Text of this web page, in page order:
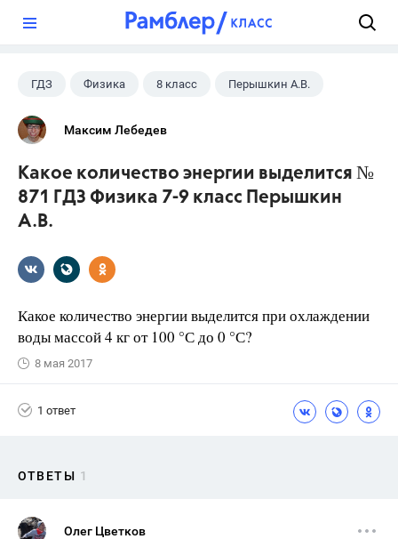
ГДЗ Физика 8 класс Перышкин А.В.
Максим Лебедев
Какое количество энергии выделится №
871 ГДЗ Физика 7-9 класс Перышкин
А.В.
Какое количество энергии выделится при охлаждении
воды массой 4 кг от 100 °С до 0 °С?
8 мая 2017
1 ответ
ОТВЕТЫ 1
Олег Цветков